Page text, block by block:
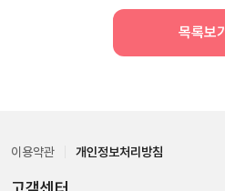
목록보기
이용약관 개인정보처리방침